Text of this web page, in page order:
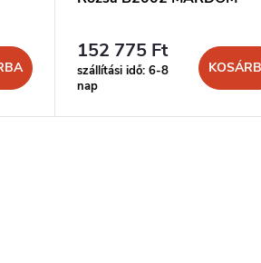
152 775 Ft
szállítási idő: 6-8
nap